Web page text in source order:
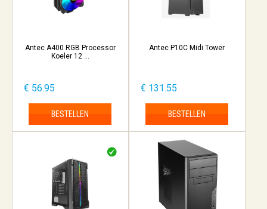
Antec A400 RGB Processor
Koeler 12 ...
€ 56.95
BESTELLEN
Antec P10C Midi Tower
€ 131.55
BESTELLEN